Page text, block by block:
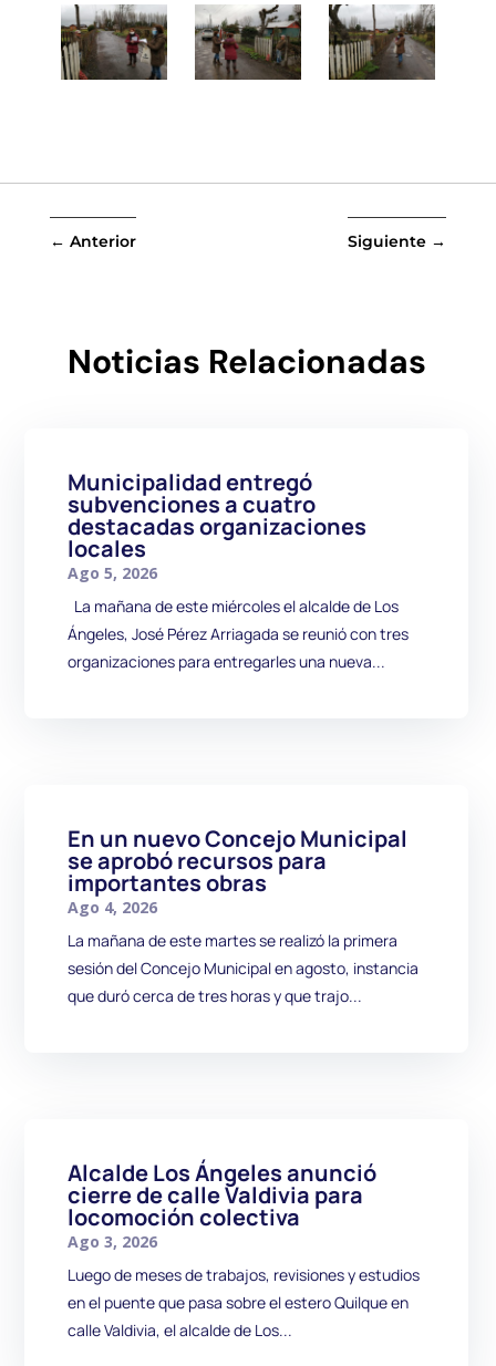
← Anterior Siguiente →
Noticias Relacionadas
Municipalidad entregó
subvenciones a cuatro
destacadas organizaciones
locales
Ago 5, 2026
La mañana de este miércoles el alcalde de Los
Ángeles, José Pérez Arriagada se reunió con tres
organizaciones para entregarles una nueva...
En un nuevo Concejo Municipal
se aprobó recursos para
importantes obras
Ago 4, 2026
La mañana de este martes se realizó la primera
sesión del Concejo Municipal en agosto, instancia
que duró cerca de tres horas y que trajo...
Alcalde Los Ángeles anunció
cierre de calle Valdivia para
locomoción colectiva
Ago 3, 2026
Luego de meses de trabajos, revisiones y estudios
en el puente que pasa sobre el estero Quilque en
calle Valdivia, el alcalde de Los...